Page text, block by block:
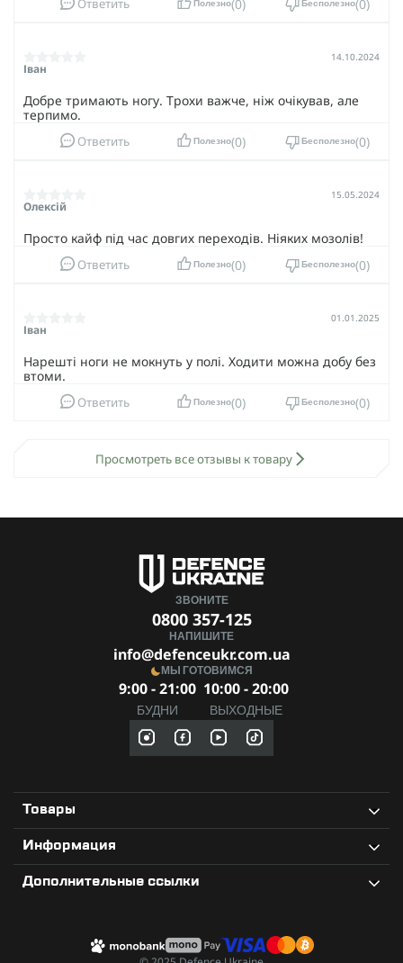
Ответить Полезно 0 Бесполезно 0
Іван
14.10.2024
Добре тримають ногу. Трохи важче, ніж очікував, але
терпимо.
Ответить Полезно 0 Бесполезно 0
Олексій
15.05.2024
Просто кайф під час довгих переходів. Ніяких мозолів!
Ответить Полезно 0 Бесполезно 0
Іван
01.01.2025
Нарешті ноги не мокнуть у полі. Ходити можна добу без
втоми.
Ответить Полезно 0 Бесполезно 0
Просмотреть все отзывы к товару
ЗВОНИТЕ
0800 357-125
НАПИШИТЕ
info@defenceukr.com.ua
МЫ ГОТОВИМСЯ
9:00 - 21:00
БУДНИ
10:00 - 20:00
ВЫХОДНЫЕ
Товары
Информация
Дополнительные ссылки